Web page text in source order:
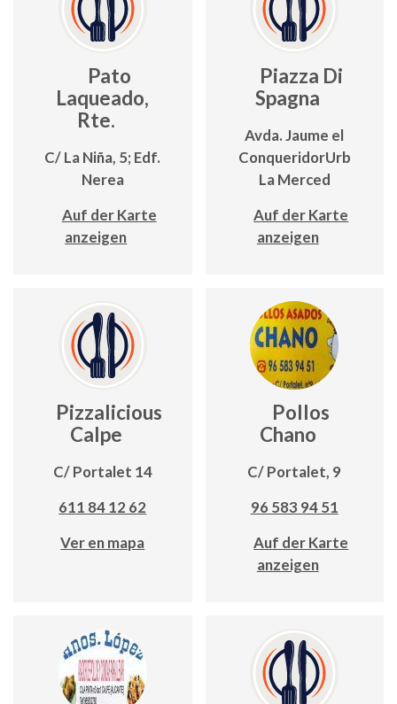
Pato
Laqueado,
Rte.
C/ La Niña, 5; Edf.
Nerea
Auf der Karte
anzeigen
Piazza Di
Spagna
Avda. Jaume el
ConqueridorUrb
La Merced
Auf der Karte
anzeigen
Pizzalicious
Calpe
C/ Portalet 14
611 84 12 62
Ver en mapa
Pollos
Chano
C/ Portalet, 9
96 583 94 51
Auf der Karte
anzeigen